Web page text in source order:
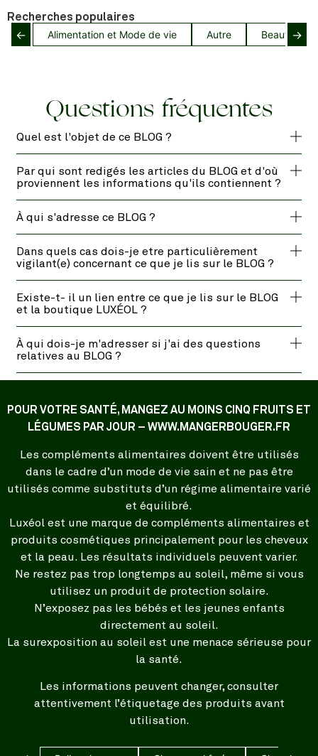
Recherches populaires
← Alimentation et Mode de vie Autre Beauté→
Questions fréquentes
Quel est l'objet de ce BLOG ?
Par qui sont redigés les articles du BLOG et d'où
proviennent les informations qu'ils contiennent ?
À qui s'adresse ce BLOG ?
Dans quels cas dois-je etre particulièrement
vigilant(e) concernant ce que je lis sur le BLOG ?
Existe-t- il un lien entre ce que je lis sur le BLOG
et la boutique LUXÉOL ?
À qui dois-je m'adresser si j'ai des questions
relatives au BLOG ?
POUR VOTRE SANTÉ, MANGEZ AU MOINS CINQ FRUITS ET
LÉGUMES PAR JOUR – WWW.MANGERBOUGER.FR
Les compléments alimentaires doivent être utilisés
dans le cadre d’un mode de vie sain et ne pas être
utilisés comme substituts d’un régime alimentaire varié
et équilibré.
Luxéol est une marque de compléments alimentaires et
produits cosmétiques principalement pour les cheveux
et la peau. Les résultats individuels peuvent varier.
Ne restez pas trop longtemps au soleil, même si vous
utilisez un produit de protection solaire.
N’exposez pas les bébés et les jeunes enfants
directement au soleil.
La surexposition au soleil est une menace sérieuse pour
la santé.
Les informations peuvent changer, consulter
attentivement l’étiquetage des produits avant
utilisation.